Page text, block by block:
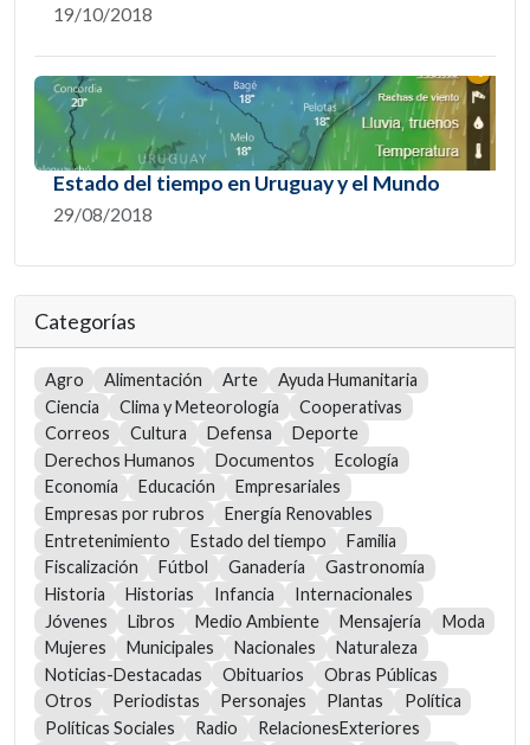
19/10/2018
Estado del tiempo en Uruguay y el Mundo
29/08/2018
Categorías
Agro Alimentación Arte
Ayuda Humanitaria
Ciencia
Clima y Meteorología
Cooperativas
Correos
Cultura Defensa
Deporte
Derechos Humanos
Documentos
Ecología
Economía
Educación
Empresariales
Empresas por rubros
Energía Renovables
Entretenimiento
Estado del tiempo
Familia
Fiscalización
Fútbol Ganadería
Gastronomía
Historia
Historias Infancia
Internacionales
Jóvenes
Libros Medio Ambiente Mensajería
Moda
Mujeres
Municipales Nacionales
Naturaleza
Noticias-Destacadas
Obituarios
Obras Públicas
Otros
Periodistas Personajes Plantas
Política
Políticas Sociales
Radio
RelacionesExteriores